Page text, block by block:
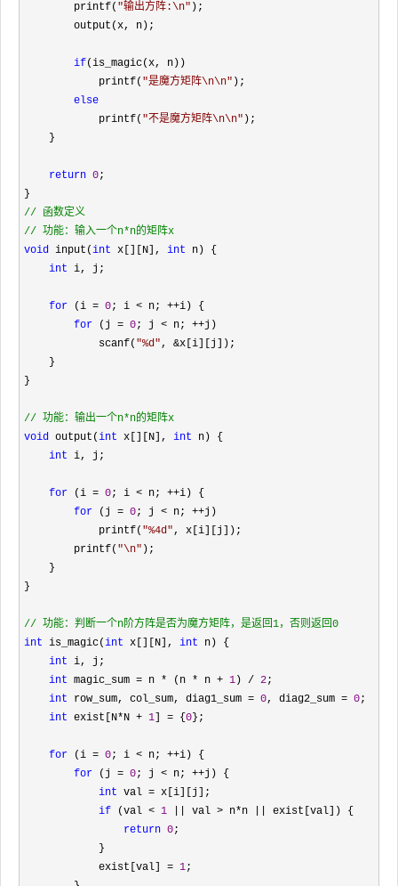
        printf(
"输出方阵:\n" );
if(is_magic(x, n))
            printf(
"是魔方矩阵\n\n" );
else
            printf(
"不是魔方矩阵\n\n" );
return 0;
//
// 功能：输入一个n*n的矩阵x
void input(int x[][N], int n) {
int i, j;
for (i = 0; i < n; ++i) {
for (j = 0; j < n; ++j)
            scanf(
"%d", &x[i][j]);
}
// 功能：输出一个n*n的矩阵x
void output(int x[][N], int n) {
int i, j;
for (i = 0; i < n; ++i) {
for (j = 0; j < n; ++j)
            printf(
"%4d", x[i][j]);
        printf(
"\n" );
}
// 功能：判断一个n阶方阵是否为魔方矩阵，是返回1，否则返回0
int is_magic(int x[][N], int n) {
int i, j;
int magic_sum = n * (n * n + 1 ) / 2;
int row_sum, col_sum, diag1_sum = 0, diag2_sum = 0;
int exist[N*N + 1 ] = { 0 };
for (i = 0; i < n; ++i) {
for (j = 0; j < n; ++j) {
int val = x[i][j];
if (val < 1 || val > n*n ||
exist[val]) {
return 0;
            exist[val]
= 1;